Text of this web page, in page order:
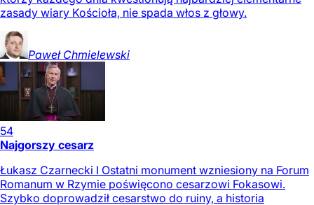
zasady wiary Kościoła, nie spada włos z głowy.
Paweł Chmielewski
54
Najgorszy cesarz
Łukasz Czarnecki I Ostatni monument wzniesiony na Forum
Romanum w Rzymie poświęcono cesarzowi Fokasowi.
Szybko doprowadził cesarstwo do ruiny, a historia